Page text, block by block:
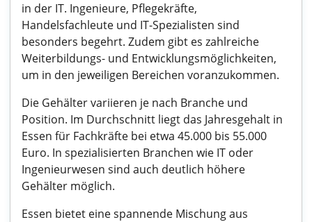
in der IT. Ingenieure, Pflegekräfte,
Handelsfachleute und IT-Spezialisten sind
besonders begehrt. Zudem gibt es zahlreiche
Weiterbildungs- und Entwicklungsmöglichkeiten,
um in den jeweiligen Bereichen voranzukommen.
Die Gehälter variieren je nach Branche und
Position. Im Durchschnitt liegt das Jahresgehalt in
Essen für Fachkräfte bei etwa 45.000 bis 55.000
Euro. In spezialisierten Branchen wie IT oder
Ingenieurwesen sind auch deutlich höhere
Gehälter möglich.
Essen bietet eine spannende Mischung aus